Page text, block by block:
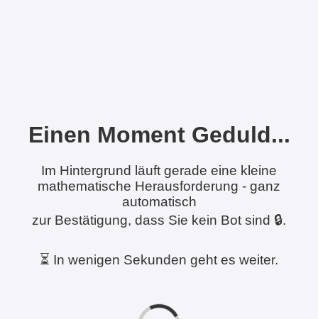
Einen Moment Geduld...
Im Hintergrund läuft gerade eine kleine
mathematische Herausforderung - ganz
automatisch
zur Bestätigung, dass Sie kein Bot sind 🔒.
⏳ In wenigen Sekunden geht es weiter.